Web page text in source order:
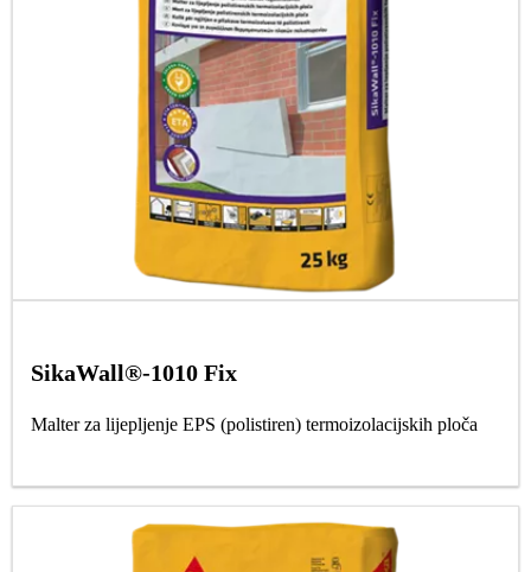
SikaWall®-1010 Fix
Malter za lijepljenje EPS (polistiren) termoizolacijskih ploča